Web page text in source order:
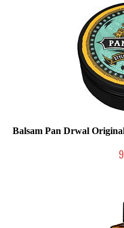
Balsam Pan Drwal